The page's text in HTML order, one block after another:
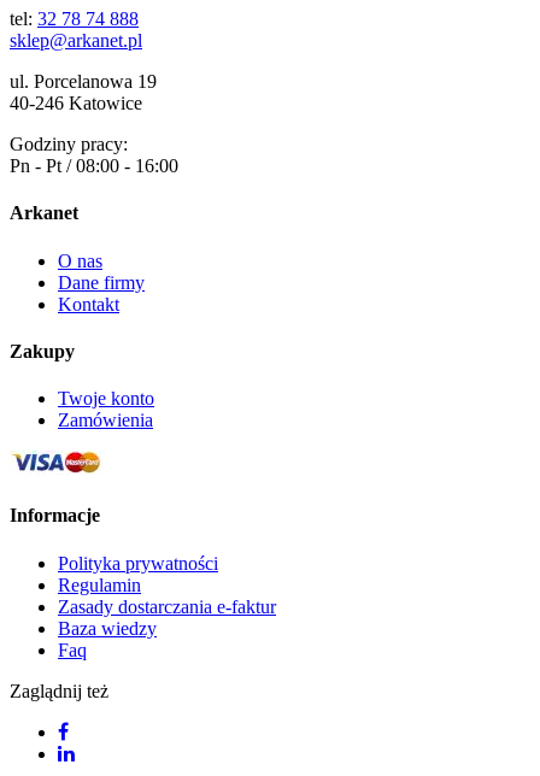
tel: 32 78 74 888
sklep@arkanet.pl
ul. Porcelanowa 19
40-246 Katowice
Godziny pracy:
Pn - Pt / 08:00 - 16:00
Arkanet
O nas
Dane firmy
Kontakt
Zakupy
Twoje konto
Zamówienia
Informacje
Polityka prywatności
Regulamin
Zasady dostarczania e-faktur
Baza wiedzy
Faq
Zaglądnij też